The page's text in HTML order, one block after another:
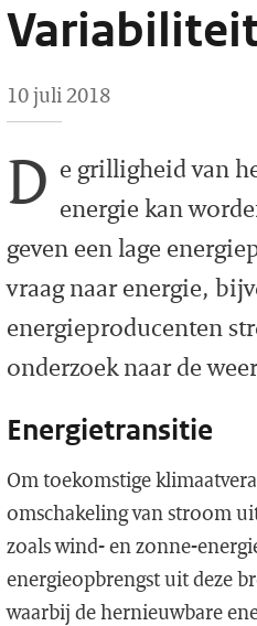
10 juli 2018
D e grilligheid van
energie kan
geven een lage
vraag naar energie,
energieproducenten
onderzoek naar de
Energietransitie
Om toekomstige
omschakeling van stroom
zoals wind- en zonne-
energieopbrengst uit deze
waarbij de hernieuwbare